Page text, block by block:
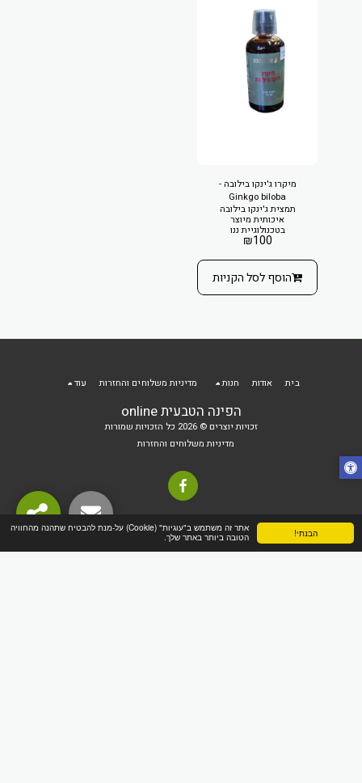
הבנתי!
אתר זה משתמש ב"עוגיות" (Cookie) על-מנת להבטיח שתהנה מהחוויה
הטובה ביותר באתר שלך.
מיקרו ג'ינקו בילובה -
Ginkgo biloba
תמצית ג'ינקו בילובה
איכותית מיוצר
בטכנולוגיית ננו
₪100
הוסף לסל הקניות
הפינה הטבעית online
זכויות יוצרים © 2026 כל הזכויות שמורות
מדיניות משלוחים והחזרות
בית אודות חנות מדיניות משלוחים והחזרות עוד